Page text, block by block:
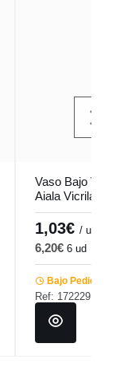
Vaso Bajo
Aiala Vicrila
1,03€ / ud
6,20€ 6 ud
Bajo Pedido
Ref: 172229